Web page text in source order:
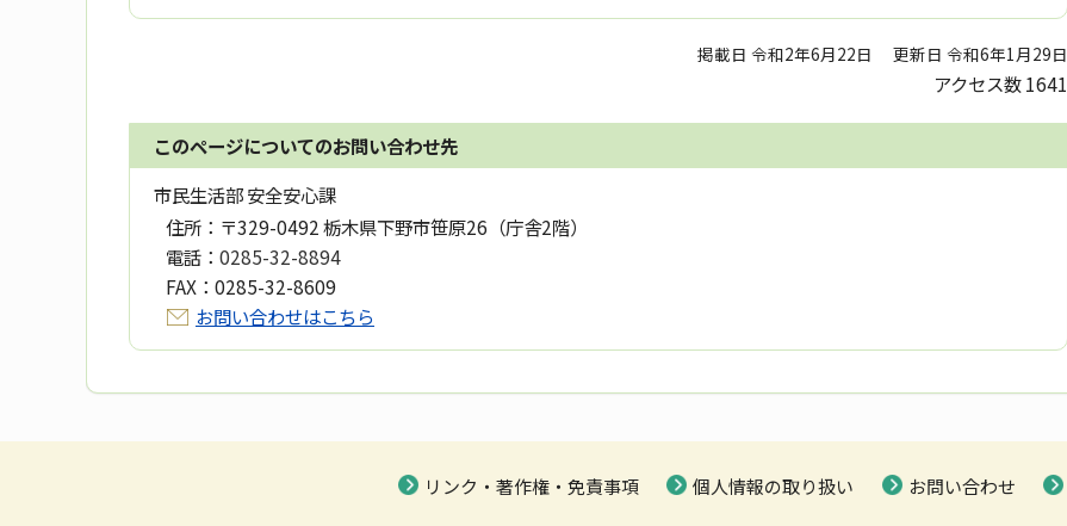
掲載日 令和2年6月22日 更新日 令和6年1月29日
アクセス数1641
このページについてのお問い合わせ先
市民生活部 安全安心課
住所： 〒329-0492 栃木県下野市笹原26（庁舎2階）
電話： 0285-32-8894
FAX： 0285-32-8609
お問い合わせはこちら
リンク・著作権・免責事項 個人情報の取り扱い お問い合わせ